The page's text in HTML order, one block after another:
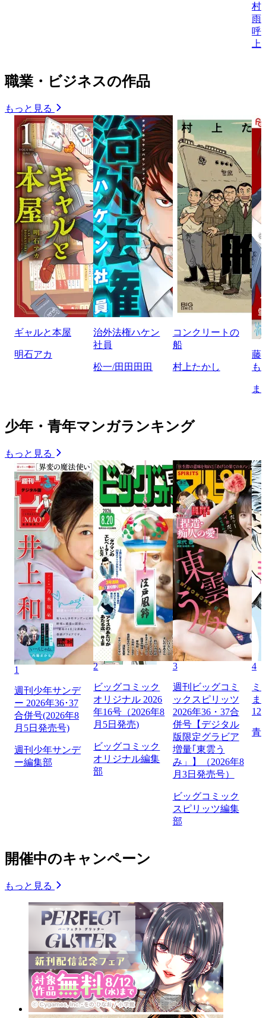
村
雨
呼
職業・ビジネスの作品
もっと見る
ギャルと本屋
明石アカ
治外法権ハケン
社員
松一/田田田田
コンクリートの
船
村上たかし
藤
も
ま
少年・青年マンガランキング
もっと見る
1
週刊少年サンデ
ー 2026年36･37
合併号(2026年8
月5日発売号)
週刊少年サンデ
ー編集部
2
ビッグコミック
オリジナル 2026
年16号（2026年8
月5日発売)
ビッグコミック
オリジナル編集
部
3
週刊ビッグコミ
ックスピリッツ
2026年36・37合
併号【デジタル
版限定グラビア
増量｢東雲う
み」】（2026年8
月3日発売号）
ビッグコミック
スピリッツ編集
部
4
ミ
ま
129
青
開催中のキャンペーン
もっと見る